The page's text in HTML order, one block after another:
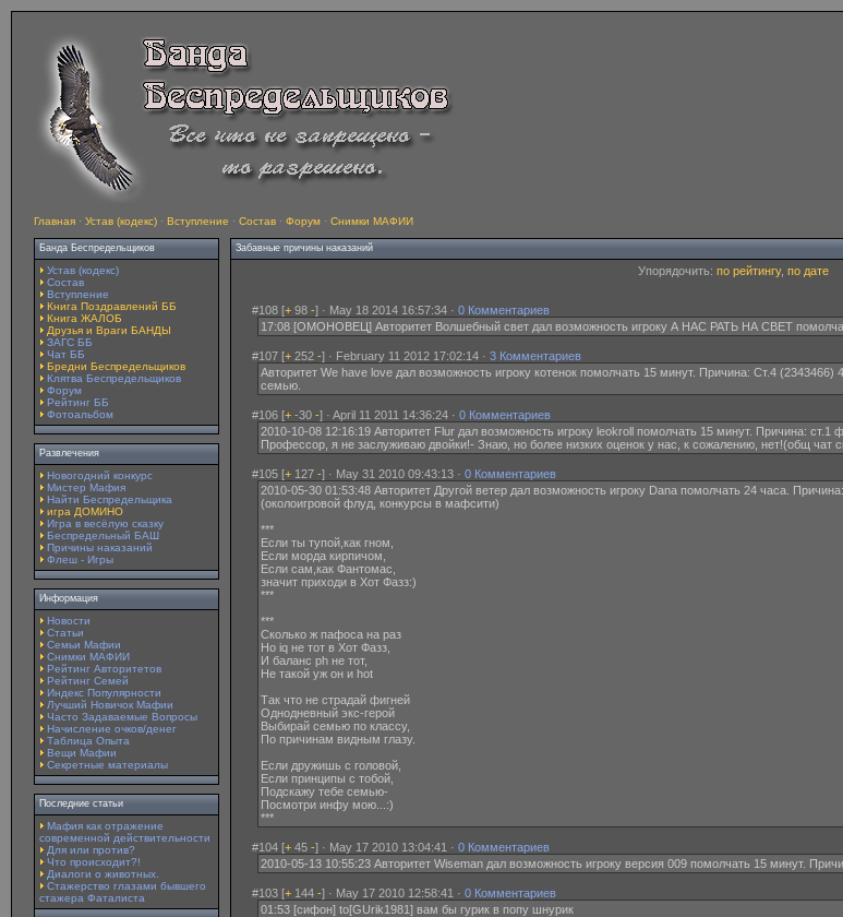
Главная · Устав (кодекс) · Вступление · Состав · Форум · Снимки МАФИИ
Банда Беспредельщиков
Устав (кодекс)
Состав
Вступление
Книга Поздравлений ББ
Книга ЖАЛОБ
Друзья и Враги БАНДЫ
ЗАГС ББ
Чат ББ
Бредни Беспредельщиков
Клятва Беспредельщиков
Форум
Рейтинг ББ
Фотоальбом
Развлечения
Новогодний конкурс
Мистер Мафия
Найти Беспредельщика
игра ДОМИНО
Игра в весёлую сказку
Беспредельный БАШ
Причины наказаний
Флеш - Игры
Информация
Новости
Статьи
Семьи Мафии
Снимки МАФИИ
Рейтинг Авторитетов
Рейтинг Семей
Индекс Популярности
Лучший Новичок Мафии
Часто Задаваемые Вопросы
Начисление очков/денег
Таблица Опыта
Вещи Мафии
Секретные материалы
Последние статьи
Мафия как отражение
современной действительности
Для или против?
Что происходит?!
Диалоги о животных.
Стажерство глазами бывшего
стажера Фаталиста
Забавные причины наказаний
Упорядочить: по рейтингу, по дате
#108 [+ 98 -] · May 18 2014 16:57:34 · 0 Комментариев
17:08 [ОМОНОВЕЦ] Авторитет Волшебный свет дал возможность игроку А НАС РАТЬ НА СВЕТ
#107 [+ 252 -] · February 11 2012 17:02:14 · 3 Комментариев
Авторитет We have love дал возможность игроку котенок помолчать 15 минут. Причина: Ст.4
семью.
#106 [+ -30 -] · April 11 2011 14:36:24 · 0 Комментариев
2010-10-08 12:16:19 Авторитет Flur дал возможность игроку leokroll помолчать 15 минут. Причина:
Профессор, я не заслуживаю двойки!- Знаю, но более низких оценок у нас, к сожалению, нет!(общ чат
#105 [+ 127 -] · May 31 2010 09:43:13 · 0 Комментариев
2010-05-30 01:53:48 Авторитет Другой ветер дал возможность игроку Dana помолчать 24 часа.
(околоигровой флуд, конкурсы в мафсити)
***
Если ты тупой,как гном,
Если морда кирпичом,
Если сам,как Фантомас,
значит приходи в Хот Фазз:)
***
***
Сколько ж пафоса на раз
Но iq не тот в Хот Фазз,
И баланс ph не тот,
Не такой уж он и hot
Так что не страдай фигней
Однодневный экс-герой
Выбирай семью по классу,
По причинам видным глазу.
Если дружишь с головой,
Если принципы с тобой,
Подскажу тебе семью-
Посмотри инфу мою...:)
***
#104 [+ 45 -] · May 17 2010 13:04:41 · 0 Комментариев
2010-05-13 10:55:23 Авторитет Wiseman дал возможность игроку версия 009 помолчать 15 минут.
#103 [+ 144 -] · May 17 2010 12:58:41 · 0 Комментариев
01:53 [сифон] to[GUrik1981] вам бы гурик в попу шнурик